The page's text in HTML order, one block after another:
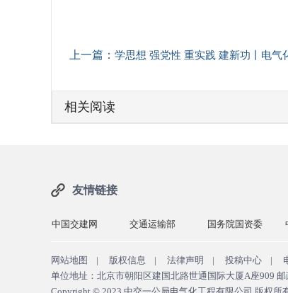
上一篇： 学思想 强党性 重实践 建新功丨电气化公司各党支部扎实开展
相关阅读
友情链接
交通运输部 国务院国资委 中国政府网
网站地图 | 版权信息 | 法律声明 | 投稿中心 |
单位地址：北京市朝阳区建国北路世通国际大厦A座909